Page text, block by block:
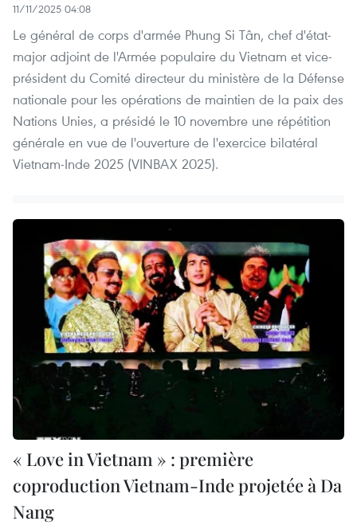
11/11/2025 04:08
Le général de corps d'armée Phung Si Tân, chef d'état-
major adjoint de l'Armée populaire du Vietnam et vice-
président du Comité directeur du ministère de la Défense
nationale pour les opérations de maintien de la paix des
Nations Unies, a présidé le 10 novembre une répétition
générale en vue de l'ouverture de l'exercice bilatéral
Vietnam-Inde 2025 (VINBAX 2025).
« Love in Vietnam » : première
coproduction Vietnam-Inde projetée à Da
Nang